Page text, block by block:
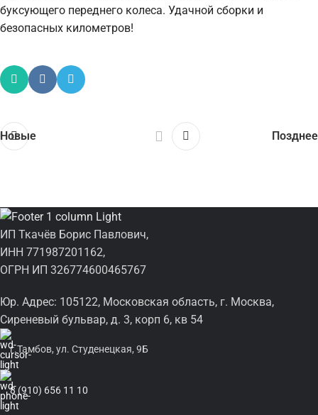
буксующего переднего колеса. Удачной сборки и
безопасных километров!
Новые Позднее
ИП Ткачёв Борис Павлович,
ИНН 771987201162,
ОГРН ИП 326774600465767
Юр. Адрес: 105122, Московская область, г. Москва,
Сиреневый бульвар, д. 3, корп 6, кв 54
г.Тамбов, ул. Студенецкая, 9Б
8 (910) 656 11 10